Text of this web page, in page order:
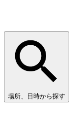
場所、日時から探す